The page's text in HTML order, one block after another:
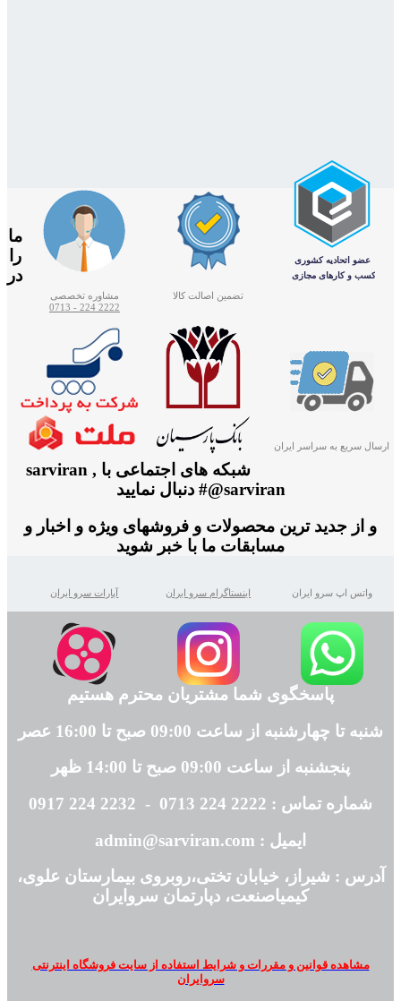
تضمین اصالت کالا
مشاوره تخصصی
2222 224 - 0713
ارسال سریع به سراسر ایران
ما
را
در
شبکه های اجتماعی با sarviran ,
@sarviran# دنبال نمایید
و از جدید ترین محصولات و فروشهای ویژه و اخبار و
مسابقات ما با خبر شوید
واتس اپ سرو ایران اینستاگرام سرو ایران آپارات سرو ایران
پاسخگوی شما مشتریان محترم هستیم
شنبه تا چهارشنبه از ساعت 09:00 صبح تا 16:00 عصر
پنجشنبه از ساعت 09:00 صبح تا 14:00 ظهر
شماره تماس : 2222 224 0713 - 2232 224 0917
ایمیل : admin@sarviran.com
آدرس : شیراز، خیابان تختی،روبروی بیمارستان علوی،
کیمیاصنعت، دپارتمان سروایران
مشاهده قوانین و مقررات و شرایط استفاده از سایت فروشگاه اینترنتی
سروایران